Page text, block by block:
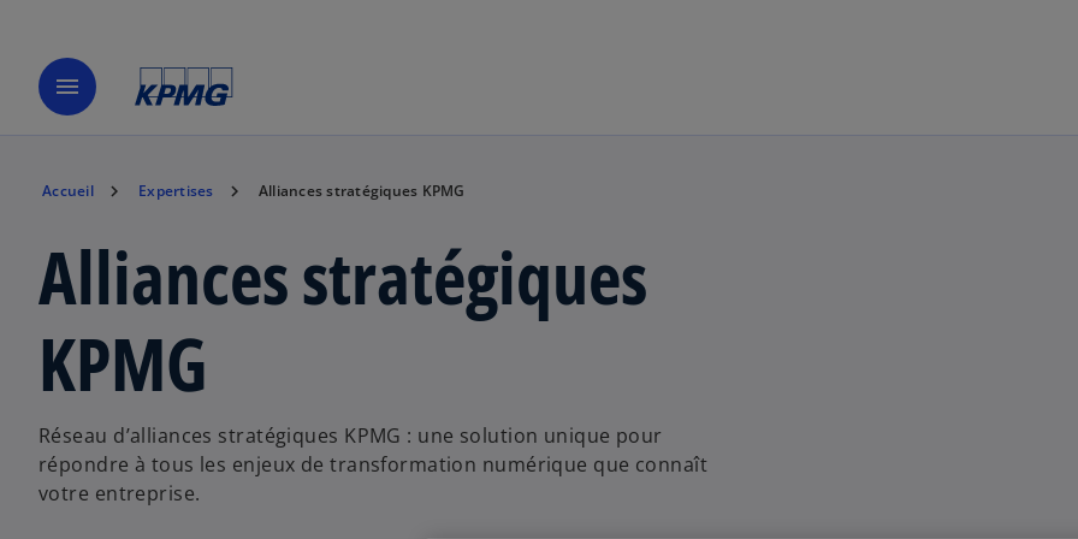
menu
Accueil Expertises Alliances stratégiques KPMG
Alliances stratégiques
KPMG
Réseau d’alliances stratégiques KPMG : une solution unique pour
répondre à tous les enjeux de transformation numérique que connaît
votre entreprise.